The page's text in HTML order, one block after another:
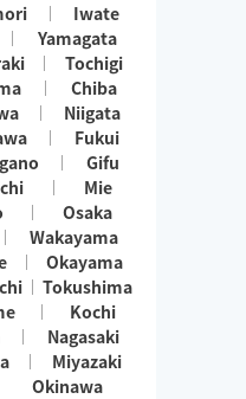
Iwate
Yamagata
Tochigi
Chiba
Niigata
Fukui
Gifu
Mie
Osaka
Wakayama
Okayama
Tokushima
Kochi
Nagasaki
Miyazaki
Okinawa